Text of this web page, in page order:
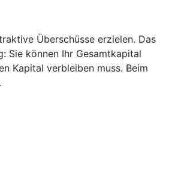
Überschüsse erzielen. Das
Sie können Ihr Gesamtkapital
Kapital verbleiben muss. Beim